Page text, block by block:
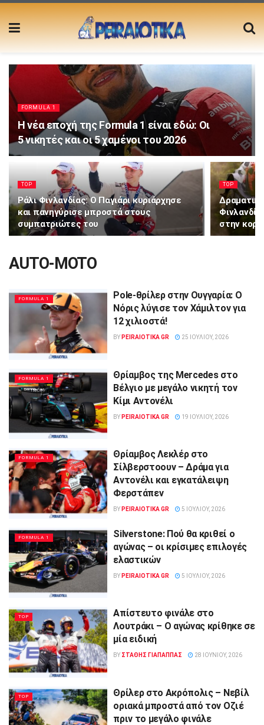
FORMULA 1
Η νέα εποχή της Formula 1 είναι εδώ: Οι
5 νικητές και οι 5 χαμένοι του 2026
TOP
Ράλι Φινλανδίας: Ο Παγιάρι κυριάρχησε
και πανηγύρισε μπροστά στους
συμπατριώτες του
TOP
στην
AUTO-MOTO
FORMULA 1
Pole-θρίλερ στην Ουγγαρία: Ο
Νόρις λύγισε τον Χάμιλτον για
12 χιλιοστά!
BY PEIRAIOTIKA GR 25 ΙΟΥΛΊΟΥ, 2026
FORMULA 1
Θρίαμβος της Mercedes στο
Βέλγιο με μεγάλο νικητή τον
Κίμι Αντονέλι
BY PEIRAIOTIKA GR 19 ΙΟΥΛΊΟΥ, 2026
FORMULA 1
Θρίαμβος Λεκλέρ στο
Σίλβερστοουν – Δράμα για
Αντονέλι και εγκατάλειψη
Φερστάπεν
BY PEIRAIOTIKA GR 5 ΙΟΥΛΊΟΥ, 2026
FORMULA 1
Silverstone: Πού θα κριθεί ο
αγώνας – οι κρίσιμες επιλογές
ελαστικών
BY PEIRAIOTIKA GR 5 ΙΟΥΛΊΟΥ, 2026
TOP
Απίστευτο φινάλε στο
Λουτράκι – Ο αγώνας κρίθηκε σε
μία ειδική
BY ΣΤΑΘΗΣ ΓΊΑΠΑΠΠΑΣ 28 ΙΟΥΝΊΟΥ, 2026
TOP
Θρίλερ στο Ακρόπολις – Νεβίλ
οριακά μπροστά από τον Οζιέ
πριν το μεγάλο φινάλε